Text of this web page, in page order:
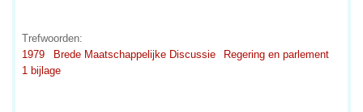
Trefwoorden:
1979
Brede Maatschappelijke Discussie
Regering en parlement
1 bijlage